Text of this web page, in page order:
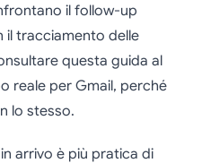
il follow-up
il tracciamento delle
questa guida al
reale per Gmail, perché
lo stesso.
arrivo è più pratica di